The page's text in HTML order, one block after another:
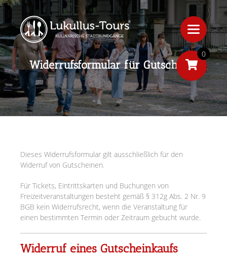
Widerrufsformular für Gutscheine
Dieses Widerrufsformular gilt ausschließlich für den
Widerruf von Gutscheinen.
Für Tickets, Eintrittskarten und Buchungen von
Freizeitveranstaltungen besteht gemäß § 312g Abs. 2 Nr. 9
BGB kein Widerrufsrecht, wenn die Veranstaltung für
einen bestimmten Termin oder Zeitraum gebucht wurde.
Widerruf eines Gutscheinkaufs
0